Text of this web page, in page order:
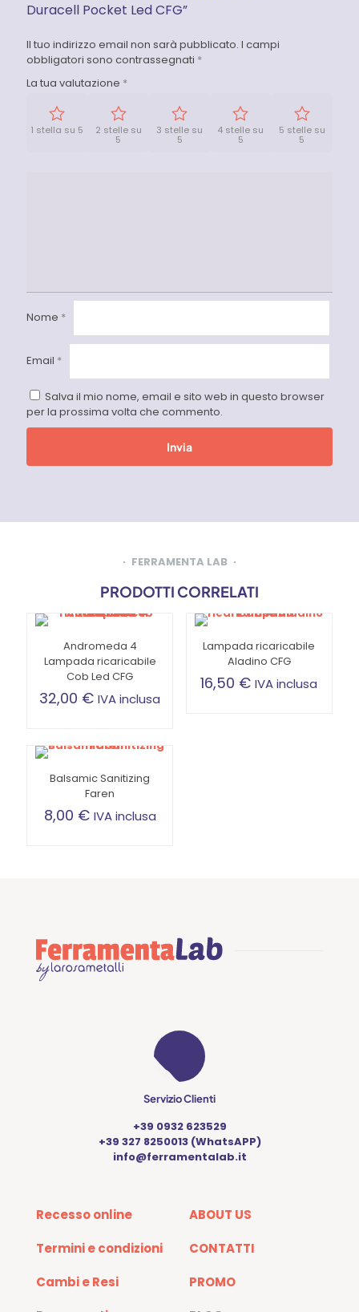
Duracell Pocket Led CFG”
Il tuo indirizzo email non sarà pubblicato. I campi
obbligatori sono contrassegnati *
La tua valutazione *
1 stella su 5 2 stelle su
5
3 stelle su
5
4 stelle su
5
5 stelle su
5
Nome *
Email *
Salva il mio nome, email e sito web in questo browser
per la prossima volta che commento.
FERRAMENTA LAB
PRODOTTI CORRELATI
Andromeda 4
Lampada ricaricabile
Cob Led CFG
32,00 € IVA inclusa
Lampada ricaricabile
Aladino CFG
16,50 € IVA inclusa
Balsamic Sanitizing
Faren
8,00 € IVA inclusa
Servizio Clienti
+39 0932 623529
+39 327 8250013 (WhatsAPP)
info@ferramentalab.it
Recesso online
Termini e condizioni
Cambi e Resi
ABOUT US
CONTATTI
PROMO